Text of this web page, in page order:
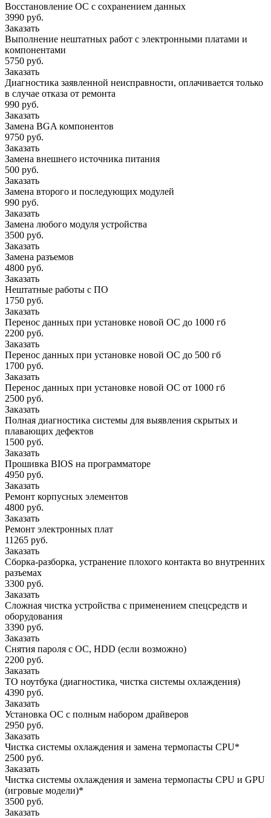
Восстановление ОС с сохранением данных
3990 руб.
Заказать
Выполнение нештатных работ с электронными платами и
компонентами
5750 руб.
Заказать
Диагностика заявленной неисправности, оплачивается только
в случае отказа от ремонта
990 руб.
Заказать
Замена BGA компонентов
9750 руб.
Заказать
Замена внешнего источника питания
500 руб.
Заказать
Замена второго и последующих модулей
990 руб.
Заказать
Замена любого модуля устройства
3500 руб.
Заказать
Замена разъемов
4800 руб.
Заказать
Нештатные работы с ПО
1750 руб.
Заказать
Перенос данных при установке новой ОС до 1000 гб
2200 руб.
Заказать
Перенос данных при установке новой ОС до 500 гб
1700 руб.
Заказать
Перенос данных при установке новой ОС от 1000 гб
2500 руб.
Заказать
Полная диагностика системы для выявления скрытых и
плавающих дефектов
1500 руб.
Заказать
Прошивка BIOS на программаторе
4950 руб.
Заказать
Ремонт корпусных элементов
4800 руб.
Заказать
Ремонт электронных плат
11265 руб.
Заказать
Сборка-разборка, устранение плохого контакта во внутренних
разъемах
3300 руб.
Заказать
Сложная чистка устройства с применением спецсредств и
оборудования
3390 руб.
Заказать
Снятия пароля с OC, HDD (если возможно)
2200 руб.
Заказать
ТО ноутбука (диагностика, чистка системы охлаждения)
4390 руб.
Заказать
Установка ОС с полным набором драйверов
2950 руб.
Заказать
Чистка системы охлаждения и замена термопасты CPU*
2500 руб.
Заказать
Чистка системы охлаждения и замена термопасты CPU и GPU
(игровые модели)*
3500 руб.
Заказать